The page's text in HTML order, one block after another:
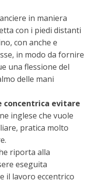
in maniera
con i piedi distanti
con anche e
in modo da fornire
una flessione del
delle mani
concentrica evitare
inglese che vuole
pratica molto
riporta alla
eseguita
il lavoro eccentrico